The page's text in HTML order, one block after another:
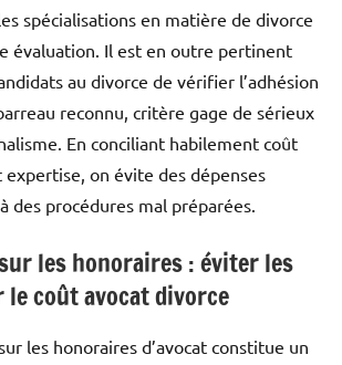
spécialisations en matière de divorce
évaluation. Il est en outre pertinent
au divorce de vérifier l’adhésion
reconnu, critère gage de sérieux
En conciliant habilement coût
expertise, on évite des dépenses
des procédures mal préparées.
les honoraires : éviter les
coût avocat divorce
les honoraires d’avocat constitue un